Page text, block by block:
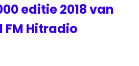
editie 2018 van
Hitradio